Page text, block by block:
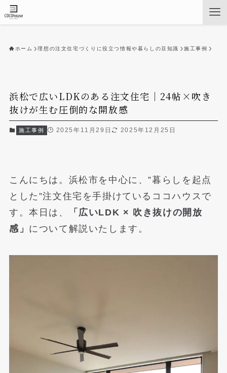
ホーム 理想の注文住宅づくりに役立つ情報や暮らしの豆知識 施工事例
浜松で広いLDKのある注文住宅｜24帖×吹き
抜けが生む圧倒的な開放感
施工事例 2025年11月29日 2025年12月25日
こんにちは。浜松市を中心に、”暮らしを起点
とした”注文住宅を手掛けているココハウスで
す。本日は、
「広いLDK × 吹き抜けの開放
感」 について解説いたします。